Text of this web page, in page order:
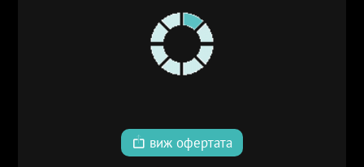
виж офертата